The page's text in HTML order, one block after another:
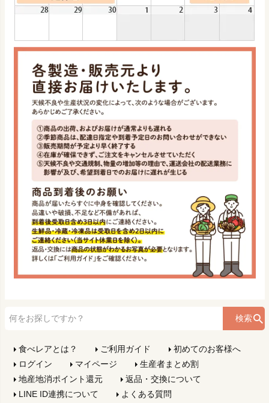
検索
食べレアとは？ ご利用ガイド
初めてのお客様へ
ログイン
マイページ
生産者まとめ割
地産地消ポイント還元
返品・交換について
LINE ID連携について
よくある質問